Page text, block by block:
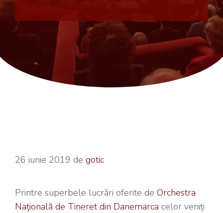
26 iunie 2019 de gotic
Printre superbele lucrări oferite de Orchestra
Națională de Tineret din Danemarca celor veniți